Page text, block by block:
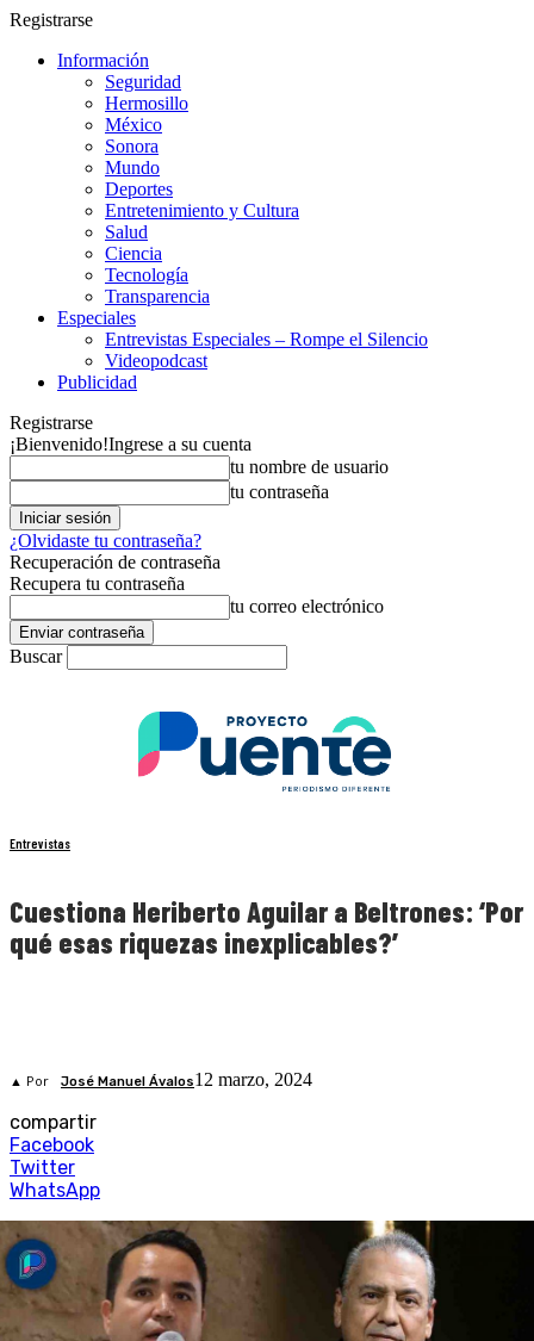
Registrarse
Información
Seguridad
Hermosillo
México
Sonora
Mundo
Deportes
Entretenimiento y Cultura
Salud
Ciencia
Tecnología
Transparencia
Especiales
Entrevistas Especiales – Rompe el Silencio
Videopodcast
Publicidad
Registrarse
¡Bienvenido!Ingrese a su cuenta
tu nombre de usuario
tu contraseña
¿Olvidaste tu contraseña?
Recuperación de contraseña
Recupera tu contraseña
tu correo electrónico
Buscar
Entrevistas
Cuestiona Heriberto Aguilar a Beltrones: ‘Por
qué esas riquezas inexplicables?’
▲ Por José Manuel Ávalos12 marzo, 2024
compartir
Facebook
Twitter
WhatsApp